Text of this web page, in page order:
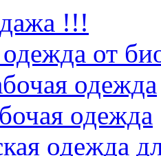
!!!
от
одежда
одежда
одежда